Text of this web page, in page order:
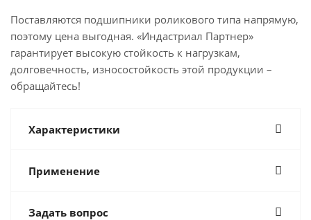
Поставляются подшипники роликового типа напрямую,
поэтому цена выгодная. «Индастриал Партнер»
гарантирует высокую стойкость к нагрузкам,
долговечность, износостойкость этой продукции –
обращайтесь!
Характеристики
Применение
Задать вопрос